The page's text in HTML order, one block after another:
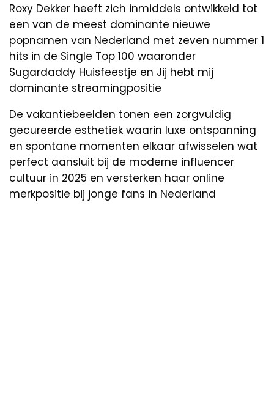
Roxy Dekker heeft zich inmiddels ontwikkeld tot
een van de meest dominante nieuwe
popnamen van Nederland met zeven nummer 1
hits in de Single Top 100 waaronder
Sugardaddy Huisfeestje en Jij hebt mij
dominante streamingpositie
De vakantiebeelden tonen een zorgvuldig
gecureerde esthetiek waarin luxe ontspanning
en spontane momenten elkaar afwisselen wat
perfect aansluit bij de moderne influencer
cultuur in 2025 en versterken haar online
merkpositie bij jonge fans in Nederland